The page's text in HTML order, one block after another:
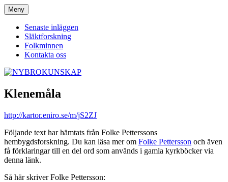
Hoppa
till
innehåll
NYBROKUNSKAP
Meny
Senaste inläggen
Släktforskning
Folkminnen
Kontakta oss
Klenemåla
http://kartor.eniro.se/m/jS2ZJ
Följande text har hämtats från Folke Petterssons
hembygdsforskning. Du kan läsa mer om Folke Pettersson och även
få förklaringar till en del ord som används i gamla kyrkböcker via
denna länk.
Så här skriver Folke Pettersson: